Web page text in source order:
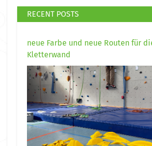
RECENT POSTS
neue Farbe und neue Routen für
Kletterwand